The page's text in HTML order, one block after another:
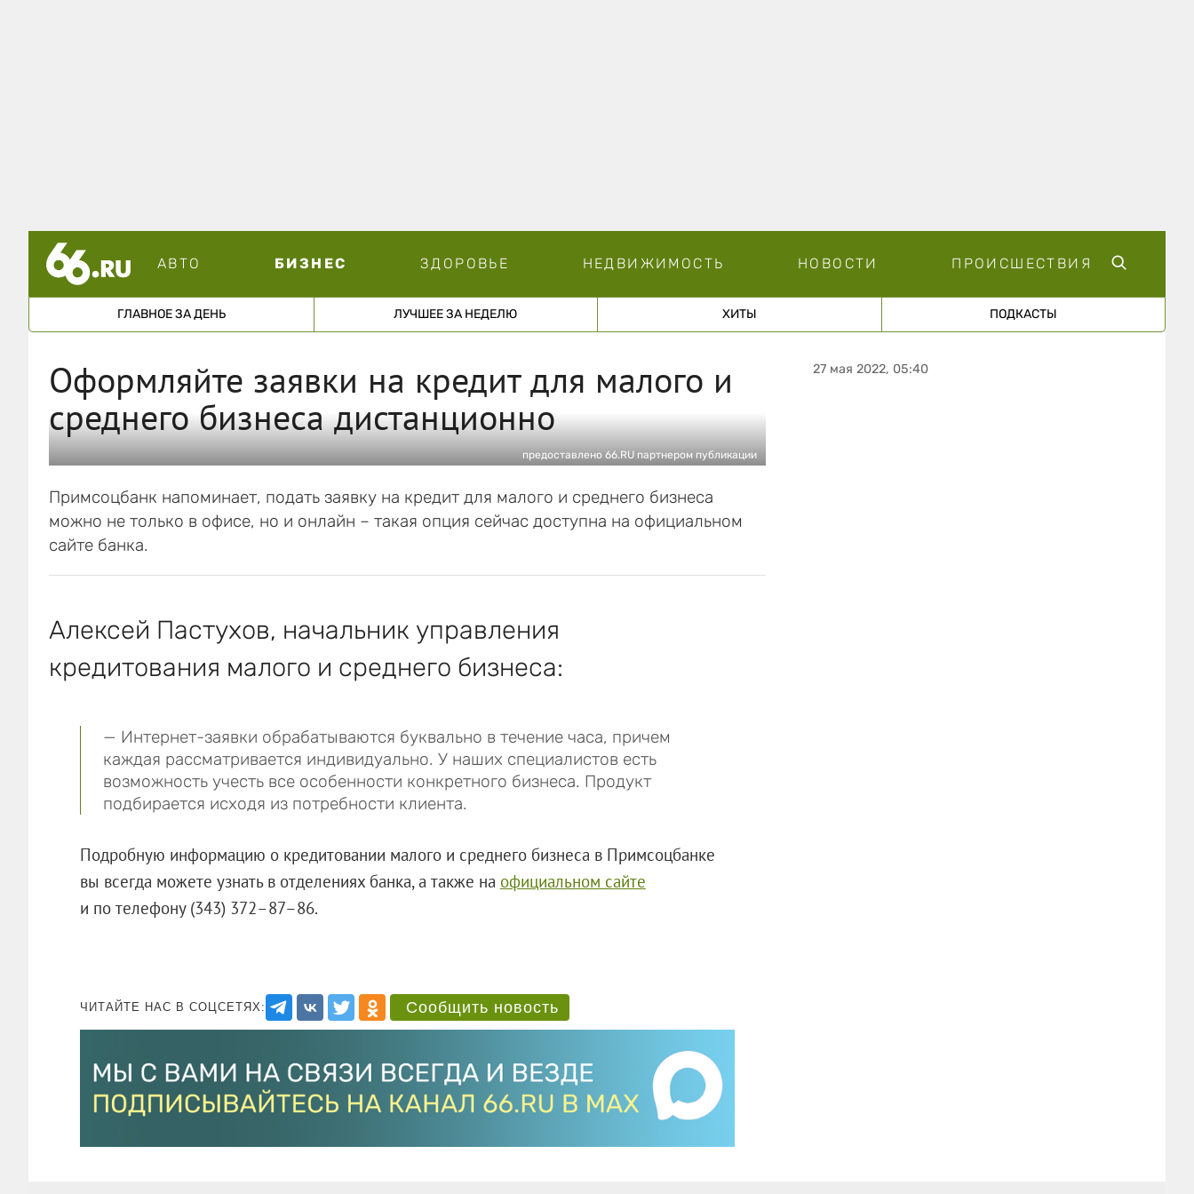
АВТО БИЗНЕС ЗДОРОВЬЕ НЕДВИЖИМОСТЬ НОВОСТИ ПРОИСШЕСТВИЯ
ГЛАВНОЕ ЗА ДЕНЬ ЛУЧШЕЕ ЗА НЕДЕЛЮ ХИТЫ ПОДКАСТЫ
Оформляйте заявки на кредит для малого и
среднего бизнеса дистанционно
предоставлено 66.RU партнером публикации
Примсоцбанк напоминает, подать заявку на кредит для малого и среднего бизнеса
можно не только в офисе, но и онлайн – такая опция сейчас доступна на официальном
сайте банка.
Алексей Пастухов, начальник управления
кредитования малого и среднего бизнеса:
— Интернет-заявки обрабатываются буквально в течение часа, причем
каждая рассматривается индивидуально. У наших специалистов есть
возможность учесть все особенности конкретного бизнеса. Продукт
подбирается исходя из потребности клиента.
Подробную информацию о кредитовании малого и среднего бизнеса в Примсоцбанке
вы всегда можете узнать в отделениях банка, а также на официальном сайте
и по телефону (343) 372–87–86.
ЧИТАЙТЕ НАС В СОЦСЕТЯХ: Сообщить новость
27 мая 2022, 05:40